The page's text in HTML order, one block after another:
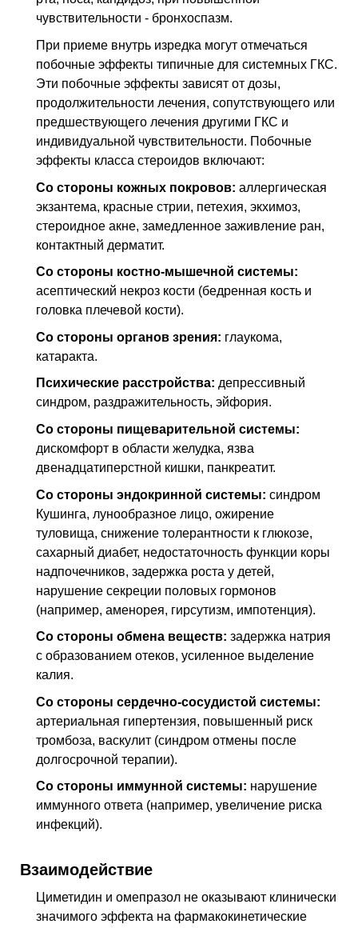
чувствительности - бронхоспазм.
При приеме внутрь изредка могут отмечаться
побочные эффекты типичные для системных ГКС.
Эти побочные эффекты зависят от дозы,
продолжительности лечения, сопутствующего или
предшествующего лечения другими ГКС и
индивидуальной чувствительности. Побочные
эффекты класса стероидов включают:
Со стороны кожных покровов: аллергическая
экзантема, красные стрии, петехия, экхимоз,
стероидное акне, замедленное заживление ран,
контактный дерматит.
Со стороны костно-мышечной системы:
асептический некроз кости (бедренная кость и
головка плечевой кости).
Со стороны органов зрения: глаукома,
катаракта.
Психические расстройства: депрессивный
синдром, раздражительность, эйфория.
Со стороны пищеварительной системы:
дискомфорт в области желудка, язва
двенадцатиперстной кишки, панкреатит.
Со стороны эндокринной системы: синдром
Кушинга, лунообразное лицо, ожирение
туловища, снижение толерантности к глюкозе,
сахарный диабет, недостаточность функции коры
надпочечников, задержка роста у детей,
нарушение секреции половых гормонов
(например, аменорея, гирсутизм, импотенция).
Со стороны обмена веществ: задержка натрия
с образованием отеков, усиленное выделение
калия.
Со стороны сердечно-сосудистой системы:
артериальная гипертензия, повышенный риск
тромбоза, васкулит (синдром отмены после
долгосрочной терапии).
Со стороны иммунной системы: нарушение
иммунного ответа (например, увеличение риска
инфекций).
Взаимодействие
Циметидин и омепразол не оказывают клинически
значимого эффекта на фармакокинетические